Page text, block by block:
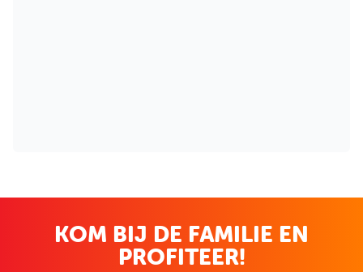
KOM BIJ DE FAMILIE EN
PROFITEER!